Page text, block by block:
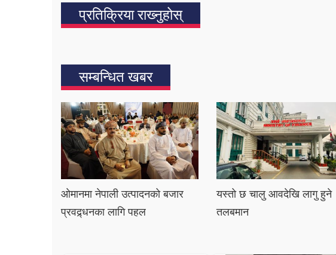
प्रतिक्रिया राख्‍नुहोस्
सम्बन्धित खबर
ओमानमा नेपाली उत्पादनको बजार
प्रवद्र्धनका लागि पहल
यस्तो छ चालु आवदेखि लागु हुने
तलबमान